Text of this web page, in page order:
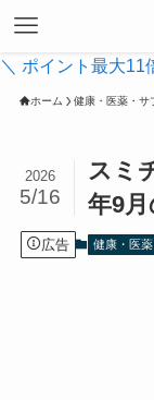
＼ ポイント最大11
ホーム 健康・医薬・サ
スミ
年9
2026
5/16
広告 健康・医薬